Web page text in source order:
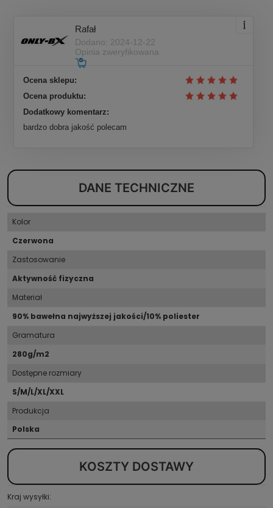
Rafał
Dodano: 2024-12-22
Opinia zweryfikowana
Ocena sklepu:
Ocena produktu:
Dodatkowy komentarz:
bardzo dobra jakość polecam
DANE TECHNICZNE
Kolor
Czerwona
Zastosowanie
Aktywność fizyczna
Materiał
90% bawełna najwyższej jakości/10% poliester
Gramatura
280g/m2
Dostępne rozmiary
S/M/L/XL/XXL
Produkcja
Polska
KOSZTY DOSTAWY
Kraj wysyłki: